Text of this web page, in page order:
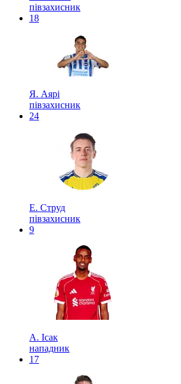
півзахисник
18
Я. Аярі
півзахисник
24
Е. Струд
півзахисник
9
А. Ісак
нападник
17